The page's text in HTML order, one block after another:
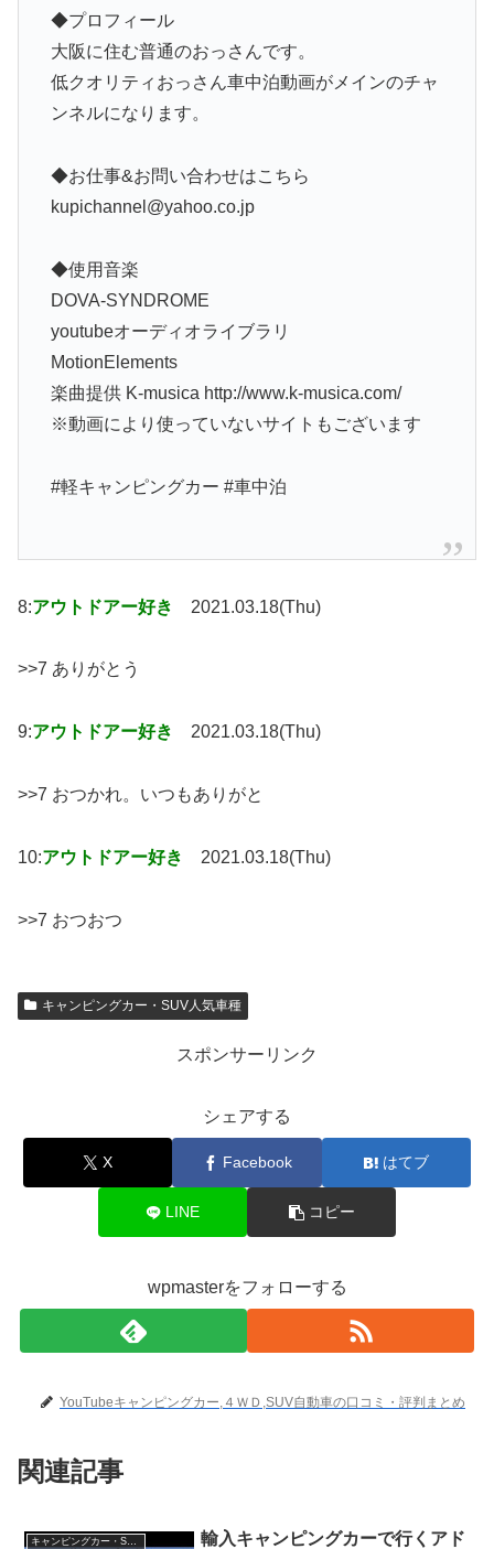
◆プロフィール
大阪に住む普通のおっさんです。
低クオリティおっさん車中泊動画がメインのチャ
ンネルになります。
◆お仕事&お問い合わせはこちら
kupichannel@yahoo.co.jp
◆使用音楽
DOVA-SYNDROME
youtubeオーディオライブラリ
MotionElements
楽曲提供 K-musica http://www.k-musica.com/
※動画により使っていないサイトもございます
#軽キャンピングカー #車中泊
8:アウトドアー好き 2021.03.18(Thu)
>>7 ありがとう
9:アウトドアー好き 2021.03.18(Thu)
>>7 おつかれ。いつもありがと
10:アウトドアー好き 2021.03.18(Thu)
>>7 おつおつ
キャンピングカー・SUV人気車種
スポンサーリンク
シェアする
X Facebook はてブ
LINE コピー
wpmasterをフォローする
YouTubeキャンピングカー,４ＷＤ,SUV自動車の口コミ・評判まとめ
関連記事
キャンピングカー・SUV人気車種
輸入キャンピングカーで行くアド